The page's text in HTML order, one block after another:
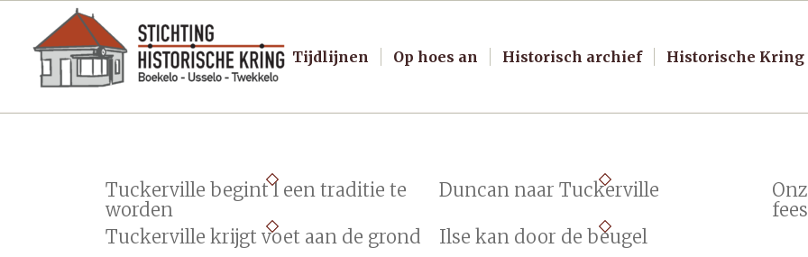
Tijdlijnen Op hoes an Historisch archief Historische Kring
Tuckerville begint l een traditie te
worden
Duncan naar Tuckerville
Tuckerville krijgt voet aan de grond
Ilse kan door de beugel